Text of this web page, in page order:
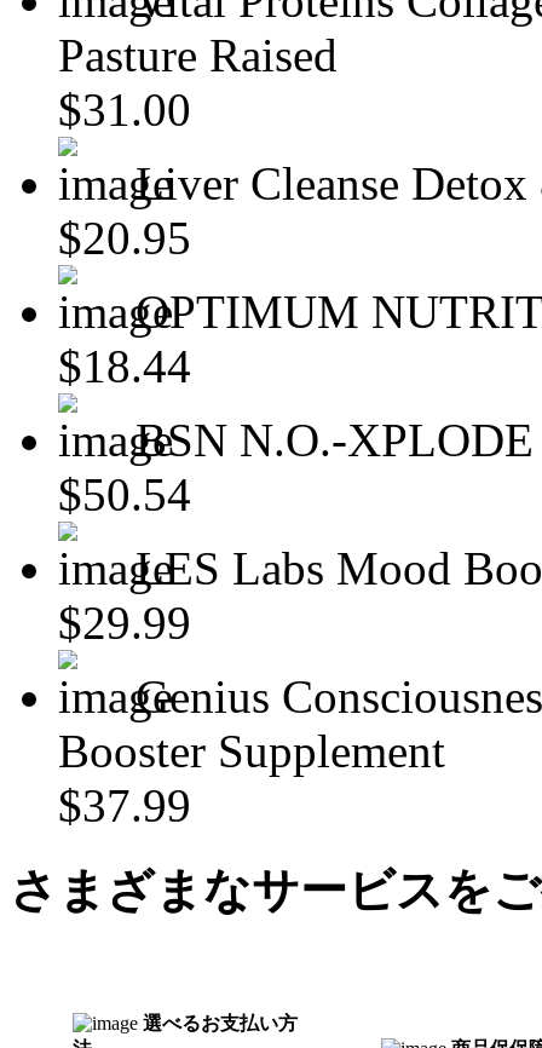
Pasture Raised
$31.00
Liver Cleanse
$20.95
OPTIMUM
$18.44
BSN N.O.-XPLODE
$50.54
LES Labs Mood
$29.99
Genius
Booster Supplement
$37.99
さまざまなサービスを
選べるお支払い方